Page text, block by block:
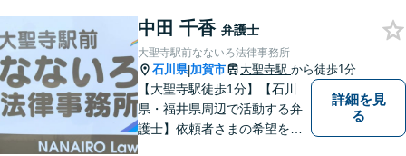
円(税込））
中田 千香 弁護士
大聖寺駅前なないろ法律事務所
石川県|加賀市 大聖寺駅 から徒歩1分
【大聖寺駅徒歩1分】【石川
県・福井県周辺で活動する弁
護士】依頼者さまの希望を尊
詳細を見
る